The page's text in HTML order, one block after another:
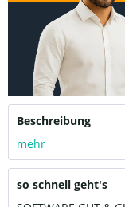
Beschreibung
mehr
so schnell geht's